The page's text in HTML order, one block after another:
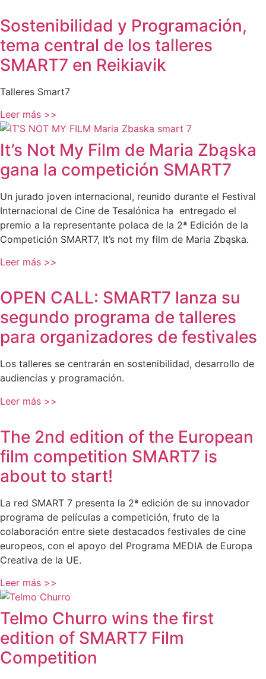
Sostenibilidad y Programación,
tema central de los talleres
SMART7 en Reikiavik
Talleres Smart7
Leer más >>
It’s Not My Film de Maria Zbąska
gana la competición SMART7
Un jurado joven internacional, reunido durante el Festival
Internacional de Cine de Tesalónica ha entregado el
premio a la representante polaca de la 2ª Edición de la
Competición SMART7, It’s not my film de Maria Zbąska.
Leer más >>
OPEN CALL: SMART7 lanza su
segundo programa de talleres
para organizadores de festivales
Los talleres se centrarán en sostenibilidad, desarrollo de
audiencias y programación.
Leer más >>
The 2nd edition of the European
film competition SMART7 is
about to start!
La red SMART 7 presenta la 2ª edición de su innovador
programa de películas a competición, fruto de la
colaboración entre siete destacados festivales de cine
europeos, con el apoyo del Programa MEDIA de Europa
Creativa de la UE.
Leer más >>
Telmo Churro wins the first
edition of SMART7 Film
Competition